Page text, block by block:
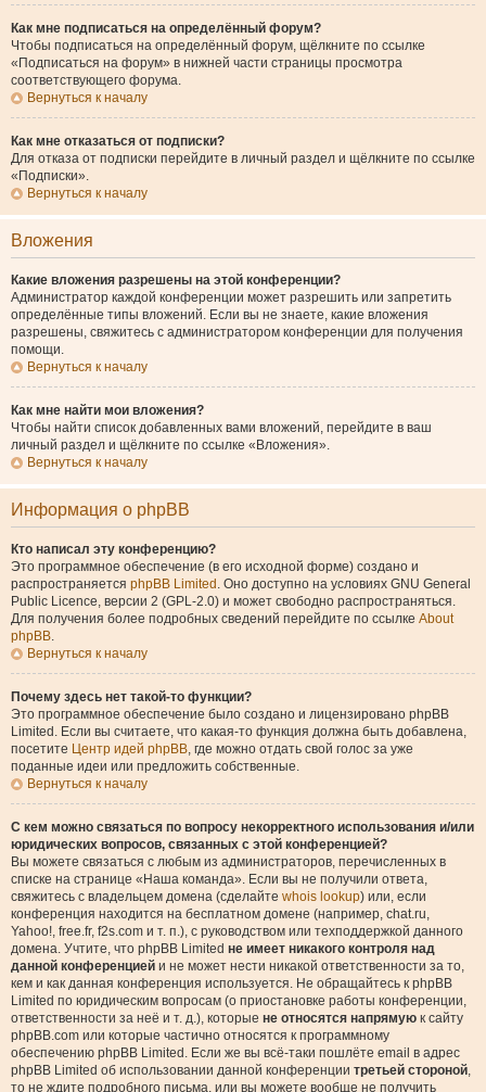
Как мне подписаться на определённый форум?
Чтобы подписаться на определённый форум, щёлкните по ссылке
«Подписаться на форум» в нижней части страницы просмотра
соответствующего форума.
Вернуться к началу
Как мне отказаться от подписки?
Для отказа от подписки перейдите в личный раздел и щёлкните по ссылке
«Подписки».
Вернуться к началу
Вложения
Какие вложения разрешены на этой конференции?
Администратор каждой конференции может разрешить или запретить
определённые типы вложений. Если вы не знаете, какие вложения
разрешены, свяжитесь с администратором конференции для получения
помощи.
Вернуться к началу
Как мне найти мои вложения?
Чтобы найти список добавленных вами вложений, перейдите в ваш
личный раздел и щёлкните по ссылке «Вложения».
Вернуться к началу
Информация о phpBB
Кто написал эту конференцию?
Это программное обеспечение (в его исходной форме) создано и
распространяется phpBB Limited . Оно доступно на условиях GNU General
Public Licence, версии 2 (GPL-2.0) и может свободно распространяться.
Для получения более подробных сведений перейдите по ссылке About
phpBB.
Вернуться к началу
Почему здесь нет такой-то функции?
Это программное обеспечение было создано и лицензировано phpBB
Limited. Если вы считаете, что какая-то функция должна быть добавлена,
посетите Центр идей phpBB, где можно отдать свой голос за уже
поданные идеи или предложить собственные.
Вернуться к началу
С кем можно связаться по вопросу некорректного использования и/или
юридических вопросов, связанных с этой конференцией?
Вы можете связаться с любым из администраторов, перечисленных в
списке на странице «Наша команда». Если вы не получили ответа,
свяжитесь с владельцем домена (сделайте whois lookup) или, если
конференция находится на бесплатном домене (например, chat.ru,
Yahoo!, free.fr, f2s.com и т. п.), с руководством или техподдержкой данного
домена. Учтите, что phpBB Limited не имеет никакого контроля над
данной конференцией и не может нести никакой ответственности за то,
кем и как данная конференция используется. Не обращайтесь к phpBB
Limited по юридическим вопросам (о приостановке работы конференции,
ответственности за неё и т. д.), которые не относятся напрямую к сайту
phpBB.com или которые частично относятся к программному
обеспечению phpBB Limited. Если же вы всё-таки пошлёте email в адрес
phpBB Limited об использовании данной конференции третьей стороной,
то не ждите подробного письма, или вы можете вообще не получить